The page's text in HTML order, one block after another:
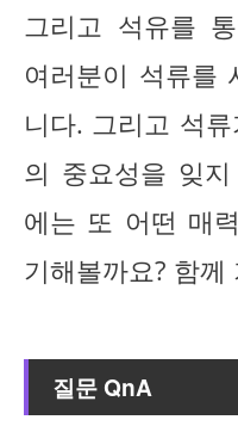
그리고 석유를
여러분이 석류를
니다. 그리고 석
의 중요성을 잊
에는 또 어떤 매
기해볼까요? 함께
질문 QnA